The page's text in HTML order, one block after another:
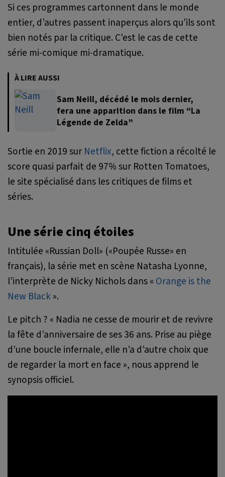
Si ces programmes cartonnent dans le monde
entier, d’autres passent inaperçus alors qu’ils sont
bien notés par la critique. C’est le cas de cette
série mi-comique mi-dramatique.
À LIRE AUSSI
Sam Neill, décédé le mois dernier,
fera une apparition dans le film “La
Légende de Zelda”
Sortie en 2019 sur Netflix, cette fiction a récolté le
score quasi parfait de 97% sur Rotten Tomatoes,
le site spécialisé dans les critiques de films et
séries.
Une série cinq étoiles
Intitulée «Russian Doll» («Poupée Russe» en
français), la série met en scène Natasha Lyonne,
l’interprète de Nicky Nichols dans « Orange is the
New Black».
Le pitch ? « Nadia ne cesse de mourir et de revivre
la fête d’anniversaire de ses 36 ans. Prise au piège
d’une boucle infernale, elle n’a d’autre choix que
de regarder la mort en face », nous apprend le
synopsis officiel.